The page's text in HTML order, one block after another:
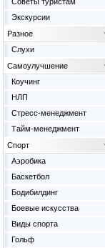
Экскурсии
Разное
Слухи
Самоулучшение
Коучинг
НЛП
Стресс-менеджмент
Тайм-менеджмент
Спорт
Аэробика
Баскетбол
Бодибилдинг
Боевые искусства
Виды спорта
Гольф